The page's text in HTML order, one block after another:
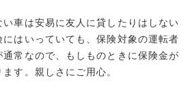
車は安易に友人に貸したりはしない
はいっていても、保険対象の運転者
常なので、もしものときに保険金が
す。親しさにご用心。